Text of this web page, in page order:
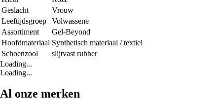
Geslacht
Vrouw
Leeftijdsgroep
Volwassene
Assortiment
Gel-Beyond
Hoofdmateriaal Synthetisch materiaal / textiel
Schoenzool
slijtvast rubber
Loading...
Loading...
Al onze merken